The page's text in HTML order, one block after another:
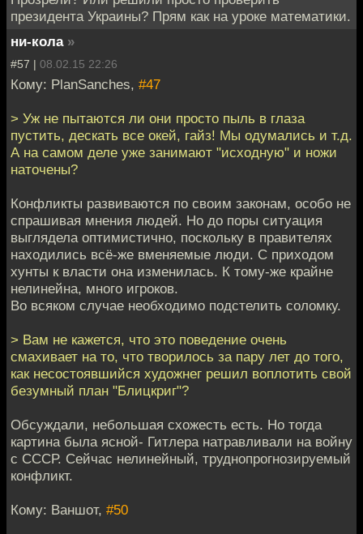
президента Украины? Прям как на уроке математики.
ни-кола »
#57 | 08.02.15 22:26
Кому: PlanSanches, #47
> Уж не пытаются ли они просто пыль в глаза
пустить, дескать все окей, гайз! Мы одумались и т.д.
А на самом деле уже занимают "исходную" и ножи
наточены?
Конфликты развиваются по своим законам, особо не
спрашивая мнения людей. Но до поры ситуация
выглядела оптимистично, поскольку в правителях
находились всё-же вменяемые люди. С приходом
хунты к власти она изменилась. К тому-же крайне
нелинейна, много игроков.
Во всяком случае необходимо подстелить соломку.
> Вам не кажется, что это поведение очень
смахивает на то, что творилось за пару лет до того,
как несостоявшийся художнег решил воплотить свой
безумный план "Блицкриг"?
Обсуждали, небольшая схожесть есть. Но тогда
картина была ясной- Гитлера натравливали на войну
с СССР. Сейчас нелинейный, труднопрогнозируемый
конфликт.
Кому: Ваншот, #50